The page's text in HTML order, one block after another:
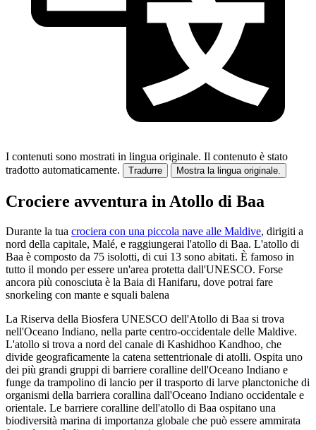
I contenuti sono mostrati in lingua originale. Il contenuto è stato
tradotto automaticamente.
Tradurre Mostra la lingua originale.
Crociere avventura in Atollo di Baa
Durante la tua crociera con una piccola nave alle Maldive, dirigiti a
nord della capitale, Malé, e raggiungerai l'atollo di Baa. L'atollo di
Baa è composto da 75 isolotti, di cui 13 sono abitati. È famoso in
tutto il mondo per essere un'area protetta dall'UNESCO. Forse
ancora più conosciuta è la Baia di Hanifaru, dove potrai fare
snorkeling con mante e squali balena
La Riserva della Biosfera UNESCO dell'Atollo di Baa si trova
nell'Oceano Indiano, nella parte centro-occidentale delle Maldive.
L'atollo si trova a nord del canale di Kashidhoo Kandhoo, che
divide geograficamente la catena settentrionale di atolli. Ospita uno
dei più grandi gruppi di barriere coralline dell'Oceano Indiano e
funge da trampolino di lancio per il trasporto di larve planctoniche di
organismi della barriera corallina dall'Oceano Indiano occidentale e
orientale. Le barriere coralline dell'atollo di Baa ospitano una
biodiversità marina di importanza globale che può essere ammirata